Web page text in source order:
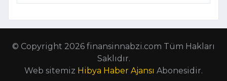
© Copyright 2026 finansinnabzi.com Tüm Hakları
Saklıdır.
Web sitemiz Hibya Haber Ajansı Abonesidir.